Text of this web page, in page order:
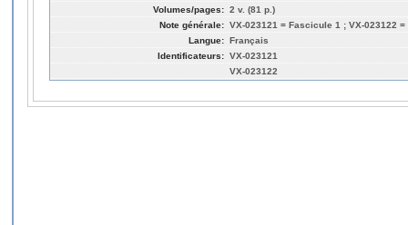
Volumes/pages: 2 v. (81 p.)
Note générale: VX-023121 = Fascicule 1 ; VX-023122
Langue: Français
Identificateurs: VX-023121
VX-023122